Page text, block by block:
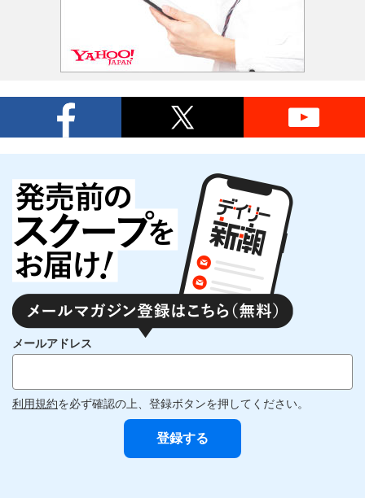
メールアドレス
利用規約を必ず確認の上、登録ボタンを押してください。